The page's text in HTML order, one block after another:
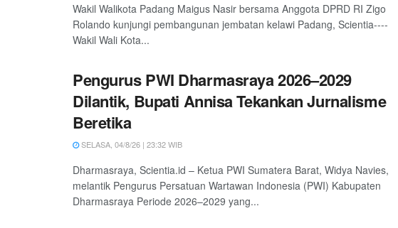
Wakil Walikota Padang Maigus Nasir bersama Anggota DPRD RI Zigo
Rolando kunjungi pembangunan jembatan kelawi Padang, Scientia----
Wakil Wali Kota...
Pengurus PWI Dharmasraya 2026–2029
Dilantik, Bupati Annisa Tekankan Jurnalisme
Beretika
SELASA, 04/8/26 | 23:32 WIB
Dharmasraya, Scientia.id – Ketua PWI Sumatera Barat, Widya Navies,
melantik Pengurus Persatuan Wartawan Indonesia (PWI) Kabupaten
Dharmasraya Periode 2026–2029 yang...